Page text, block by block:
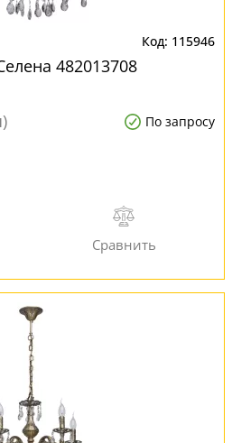
115946
482013708
По запросу